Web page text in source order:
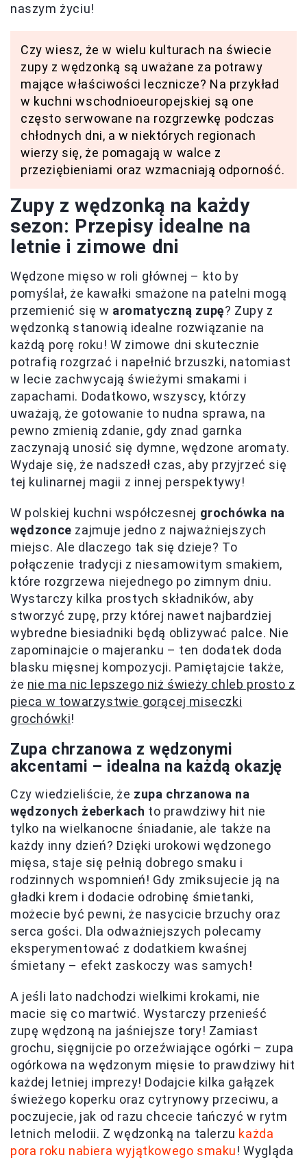
naszym życiu!
Czy wiesz, że w wielu kulturach na świecie
zupy z wędzonką są uważane za potrawy
mające właściwości lecznicze? Na przykład
w kuchni wschodnioeuropejskiej są one
często serwowane na rozgrzewkę podczas
chłodnych dni, a w niektórych regionach
wierzy się, że pomagają w walce z
przeziębieniami oraz wzmacniają odporność.
Zupy z wędzonką na każdy
sezon: Przepisy idealne na
letnie i zimowe dni
Wędzone mięso w roli głównej – kto by
pomyślał, że kawałki smażone na patelni mogą
przemienić się w aromatyczną zupę? Zupy z
wędzonką stanowią idealne rozwiązanie na
każdą porę roku! W zimowe dni skutecznie
potrafią rozgrzać i napełnić brzuszki, natomiast
w lecie zachwycają świeżymi smakami i
zapachami. Dodatkowo, wszyscy, którzy
uważają, że gotowanie to nudna sprawa, na
pewno zmienią zdanie, gdy znad garnka
zaczynają unosić się dymne, wędzone aromaty.
Wydaje się, że nadszedł czas, aby przyjrzeć się
tej kulinarnej magii z innej perspektywy!
W polskiej kuchni współczesnej grochówka na
wędzonce zajmuje jedno z najważniejszych
miejsc. Ale dlaczego tak się dzieje? To
połączenie tradycji z niesamowitym smakiem,
które rozgrzewa niejednego po zimnym dniu.
Wystarczy kilka prostych składników, aby
stworzyć zupę, przy której nawet najbardziej
wybredne biesiadniki będą oblizywać palce. Nie
zapominajcie o majeranku – ten dodatek doda
blasku mięsnej kompozycji. Pamiętajcie także,
że nie ma nic lepszego niż świeży chleb prosto z
pieca w towarzystwie gorącej miseczki
grochówki!
Zupa chrzanowa z wędzonymi
akcentami – idealna na każdą okazję
Czy wiedzieliście, że zupa chrzanowa na
wędzonych żeberkach to prawdziwy hit nie
tylko na wielkanocne śniadanie, ale także na
każdy inny dzień? Dzięki urokowi wędzonego
mięsa, staje się pełnią dobrego smaku i
rodzinnych wspomnień! Gdy zmiksujecie ją na
gładki krem i dodacie odrobinę śmietanki,
możecie być pewni, że nasycicie brzuchy oraz
serca gości. Dla odważniejszych polecamy
eksperymentować z dodatkiem kwaśnej
śmietany – efekt zaskoczy was samych!
A jeśli lato nadchodzi wielkimi krokami, nie
macie się co martwić. Wystarczy przenieść
zupę wędzoną na jaśniejsze tory! Zamiast
grochu, sięgnijcie po orzeźwiające ogórki – zupa
ogórkowa na wędzonym mięsie to prawdziwy hit
każdej letniej imprezy! Dodajcie kilka gałązek
świeżego koperku oraz cytrynowy przeciwu, a
poczujecie, jak od razu chcecie tańczyć w rytm
letnich melodii. Z wędzonką na talerzu każda
pora roku nabiera wyjątkowego smaku! Wygląda